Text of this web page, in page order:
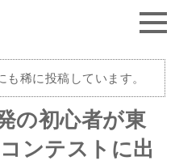
も稀に投稿しています。
の初心者が東
ンテストに出